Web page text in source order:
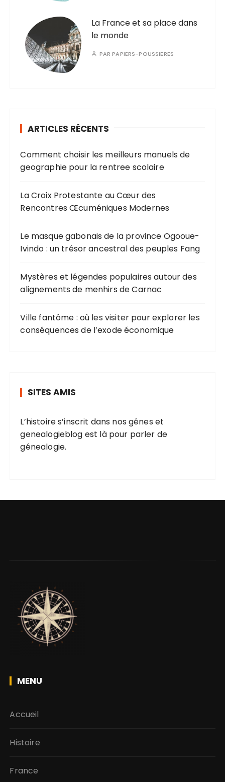
La France et sa place dans
le monde
PARPAPIERS-POUSSIERES
ARTICLES RÉCENTS
Comment choisir les meilleurs manuels de
geographie pour la rentree scolaire
La Croix Protestante au Cœur des
Rencontres Œcuméniques Modernes
Le masque gabonais de la province Ogooue-
Ivindo : un trésor ancestral des peuples Fang
Mystères et légendes populaires autour des
alignements de menhirs de Carnac
Ville fantôme : où les visiter pour explorer les
conséquences de l’exode économique
SITES AMIS
L’histoire s’inscrit dans nos gênes et
genealogieblog est là pour parler de
génealogie.
MENU
Accueil
Histoire
France